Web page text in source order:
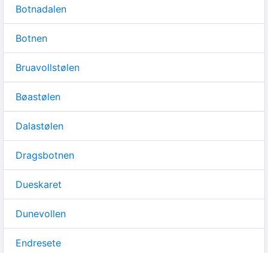
Botnadalen
Botnen
Bruavollstølen
Bøastølen
Dalastølen
Dragsbotnen
Dueskaret
Dunevollen
Endresete